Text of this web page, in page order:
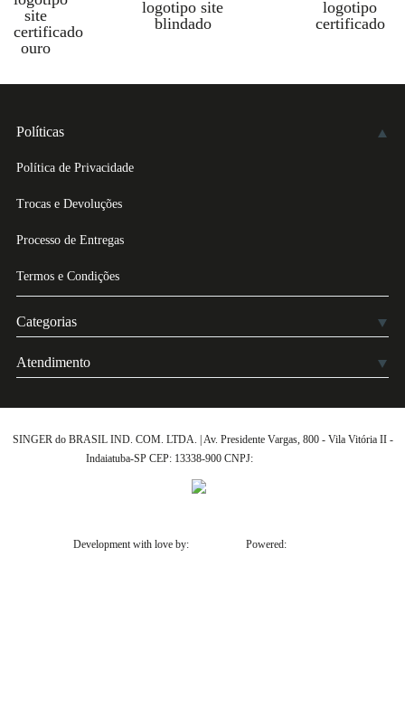
Políticas
Política de Privacidade
Trocas e Devoluções
Processo de Entregas
Termos e Condições
Categorias
Atendimento
SINGER do BRASIL IND. COM. LTDA. | Av. Presidente Vargas, 800 - Vila Vitória II -
Indaiatuba-SP CEP: 13338-900 CNPJ:
Development with love by: Powered: